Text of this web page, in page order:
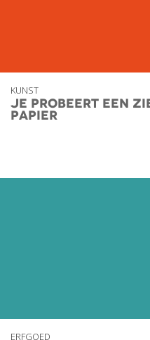
KUNST
Je probeert een
papier
ERFGOED